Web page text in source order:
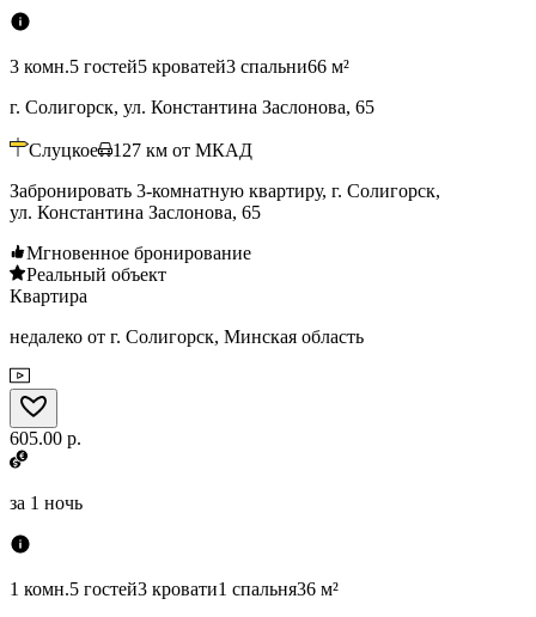
3 комн.5 гостей5 кроватей3 спальни66 м²
г. Солигорск, ул. Константина Заслонова, 65
Слуцкое 127 км от МКАД
Забронировать 3-комнатную квартиру, г. Солигорск,
ул. Константина Заслонова, 65
Мгновенное бронирование
Реальный объект
Квартира
недалеко от г. Солигорск, Минская область
605.00 р.
за 1 ночь
1 комн.5 гостей3 кровати1 спальня36 м²